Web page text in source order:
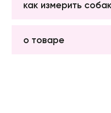
как измерить
о товаре